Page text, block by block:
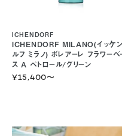
ICHENDORF MILANO(イッケ
ルフ ミラノ) ボレアーレ フラワーベ
ス A ペトロール/グリーン
ICHENDORF
〜
¥15,400